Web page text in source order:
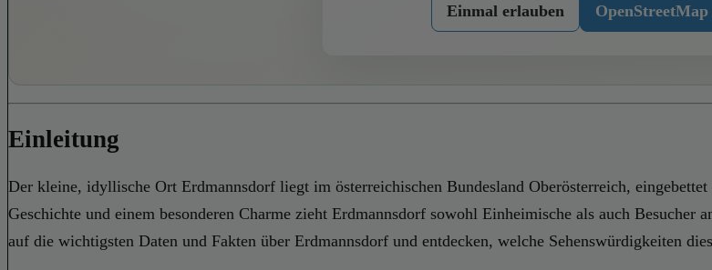
Einmal erlauben
Einleitung
Der kleine, idyllische Ort Erdmannsdorf liegt im österreichischen Bundesland Oberösterreich,
Geschichte und einem besonderen Charme zieht Erdmannsdorf sowohl Einheimische als auch
auf die wichtigsten Daten und Fakten über Erdmannsdorf und entdecken, welche Sehenswürdigkeiten